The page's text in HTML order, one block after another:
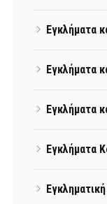
Εγκλήματα
Εγκλήματα
Εγκλήματα
Εγκλήματα